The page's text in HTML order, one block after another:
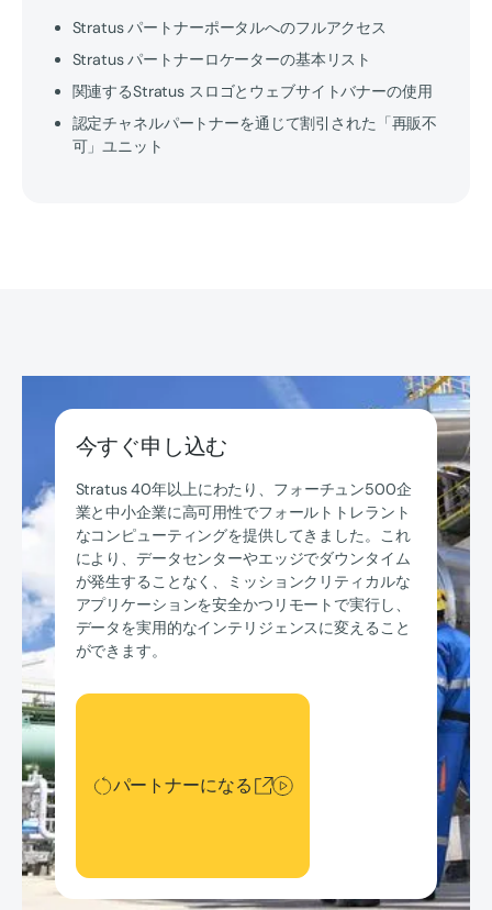
Stratus パートナーポータルへのフルアクセス
Stratus パートナーロケーターの基本リスト
関連するStratus スロゴとウェブサイトバナーの使用
認定チャネルパートナーを通じて割引された「再販不
可」ユニット
今すぐ申し込む
Stratus 40年以上にわたり、フォーチュン500企
業と中小企業に高可用性でフォールトトレラント
なコンピューティングを提供してきました。これ
により、データセンターやエッジでダウンタイム
が発生することなく、ミッションクリティカルな
アプリケーションを安全かつリモートで実行し、
データを実用的なインテリジェンスに変えること
ができます。
パートナーになる
パートナーになる